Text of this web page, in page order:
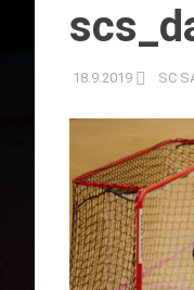
18.9.2019 SC